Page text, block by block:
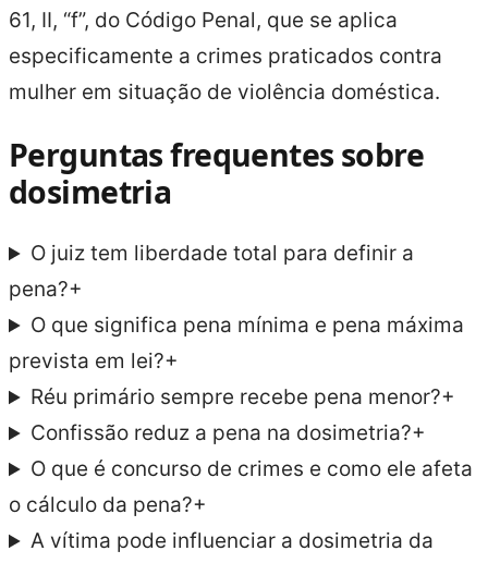
61, II, “f”, do Código Penal, que se aplica
especificamente a crimes praticados contra
mulher em situação de violência doméstica.
Perguntas frequentes sobre
dosimetria
O juiz tem liberdade total para definir a
pena?+
O que significa pena mínima e pena máxima
prevista em lei?+
Réu primário sempre recebe pena menor?+
Confissão reduz a pena na dosimetria?+
O que é concurso de crimes e como ele afeta
o cálculo da pena?+
A vítima pode influenciar a dosimetria da